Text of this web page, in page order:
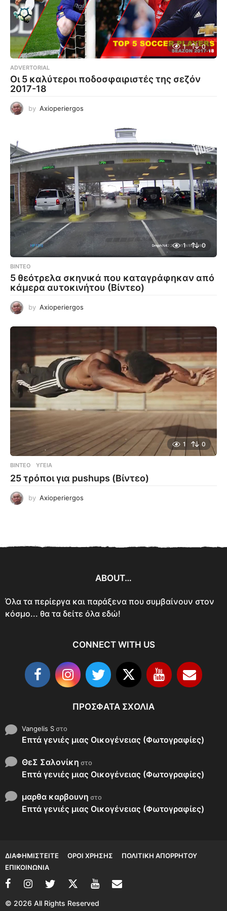
1 0
ADVERTORIAL
Οι 5 καλύτεροι ποδοσφαιριστές της σεζόν
2017-18
by Axioperiergos
1 0
ΒΊΝΤΕΟ
5 θεότρελα σκηνικά που καταγράφηκαν από
κάμερα αυτοκινήτου (Βίντεο)
by Axioperiergos
1 0
ΒΊΝΤΕΟ ΥΓΕΊΑ
25 τρόποι για pushups (Βίντεο)
by Axioperiergos
ABOUT…
Όλα τα περίεργα και παράξενα που συμβαίνουν στον
κόσμο... θα τα δείτε όλα εδώ!
CONNECT WITH US
ΠΡΌΣΦΑΤΑ ΣΧΌΛΙΑ
Vangelis Sστο
Επτά γενιές μιας Οικογένειας (Φωτογραφίες)
ΘεΣ Σαλονίκη στο
Επτά γενιές μιας Οικογένειας (Φωτογραφίες)
μαρθα καρβουνη στο
Επτά γενιές μιας Οικογένειας (Φωτογραφίες)
ΔΙΑΦΗΜΙΣΤΕΊΤΕ ΌΡΟΙ ΧΡΉΣΗΣ
ΠΟΛΙΤΙΚΉ ΑΠΟΡΡΉΤΟΥ
ΕΠΙΚΟΙΝΩΝΊΑ
© 2026 All Rights Reserved